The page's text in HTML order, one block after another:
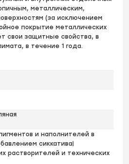
металлическим,
(за исключением
покрытие металлических
свои защитные свойства, в
в течение 1 года.
и наполнителей в
сиккатива|
растворителей и технических